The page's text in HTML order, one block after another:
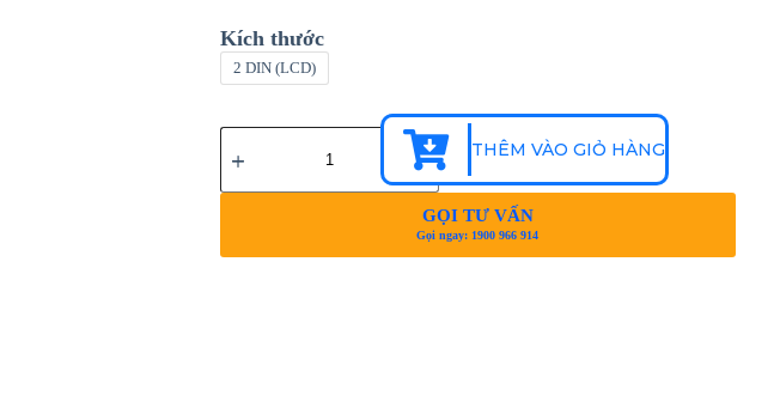
Kích thước
2 DIN (LCD)
THÊM VÀO GIỎ HÀNG
GỌI TƯ VẤN
Gọi ngay: 1900 966 914